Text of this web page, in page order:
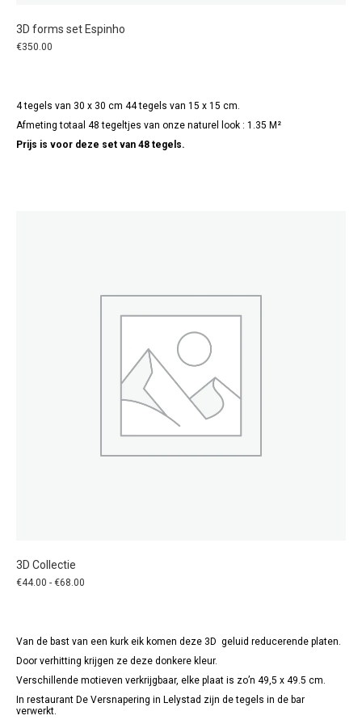
3D forms set Espinho
€350.00
4 tegels van 30 x 30 cm 44 tegels van 15 x 15 cm.
Afmeting totaal 48 tegeltjes van onze naturel look : 1.35 M²
Prijs is voor deze set van 48 tegels.
3D Collectie
€44.00 - €68.00
Van de bast van een kurk eik komen deze 3D geluid reducerende platen.
Door verhitting krijgen ze deze donkere kleur.
Verschillende motieven verkrijgbaar, elke plaat is zo’n 49,5 x 49.5 cm.
In restaurant De Versnapering in Lelystad zijn de tegels in de bar
verwerkt.